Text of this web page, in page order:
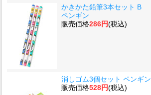
かきかた鉛筆3本セット B
ペンギン
販売価格286円(税込)
消しゴム3個セット ペンギン
販売価格528円(税込)